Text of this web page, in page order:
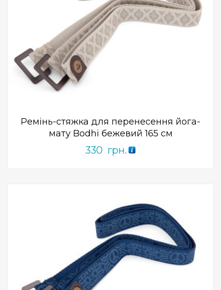
Ремінь-стяжка для перенесення йога-
мату Bodhi бежевий 165 см
330 грн.
0 out
of
5
Add to Wishlist
Add to Wishlist